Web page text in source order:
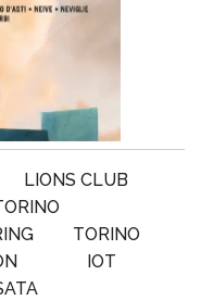
LIONS CLUB
TORINO
IOT